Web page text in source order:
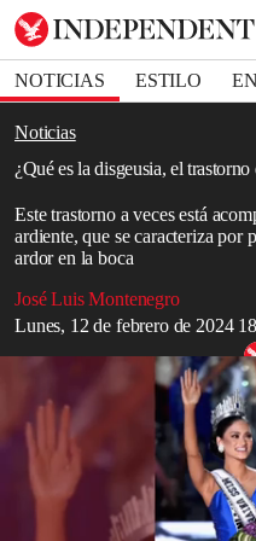
NOTICIAS ESTILO
DEPORTES
Noticias
¿Qué es la disgeusia, el
Este trastorno a veces está
ardiente, que se caracteriza por
ardor en la boca
José Luis Montenegro
Lunes, 12 de febrero de 2024
Bookmark popover
Removed from bookmarks
Close popover
Thalía rinde homenaje al
En días recientes, la cantante
sus fanáticos en su cuenta de
de un extraño trastorno del
una sensación de dolor e,